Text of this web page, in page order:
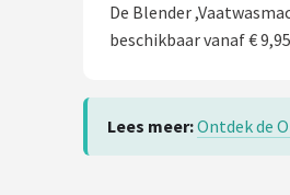
De Blender
beschikbaar vanaf €
Lees meer:Ontdek de